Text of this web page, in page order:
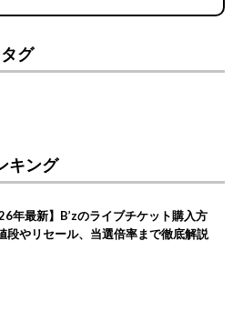
グ
キング
年最新】B’zのライブチケット購入方
段やリセール、当選倍率まで徹底解説